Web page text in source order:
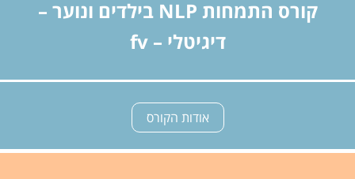
קורס התמחות NLP בילדים ונוער –
דיגיטלי – fv
אודות הקורס